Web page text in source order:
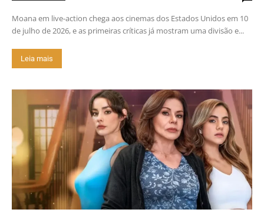
Moana em live-action chega aos cinemas dos Estados Unidos em 10
de julho de 2026, e as primeiras críticas já mostram uma divisão e...
Leia mais